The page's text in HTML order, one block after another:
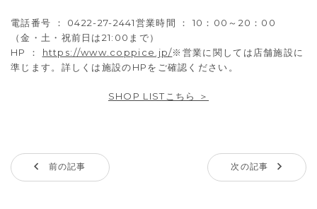
電話番号 ： 0422-27-2441営業時間 ： 10：00～20：00
（金・土・祝前日は21:00まで）
HP ： https://www.coppice.jp/※営業に関しては店舗施設に
準じます。詳しくは施設のHPをご確認ください。
SHOP LISTこちら ＞
前の記事 次の記事